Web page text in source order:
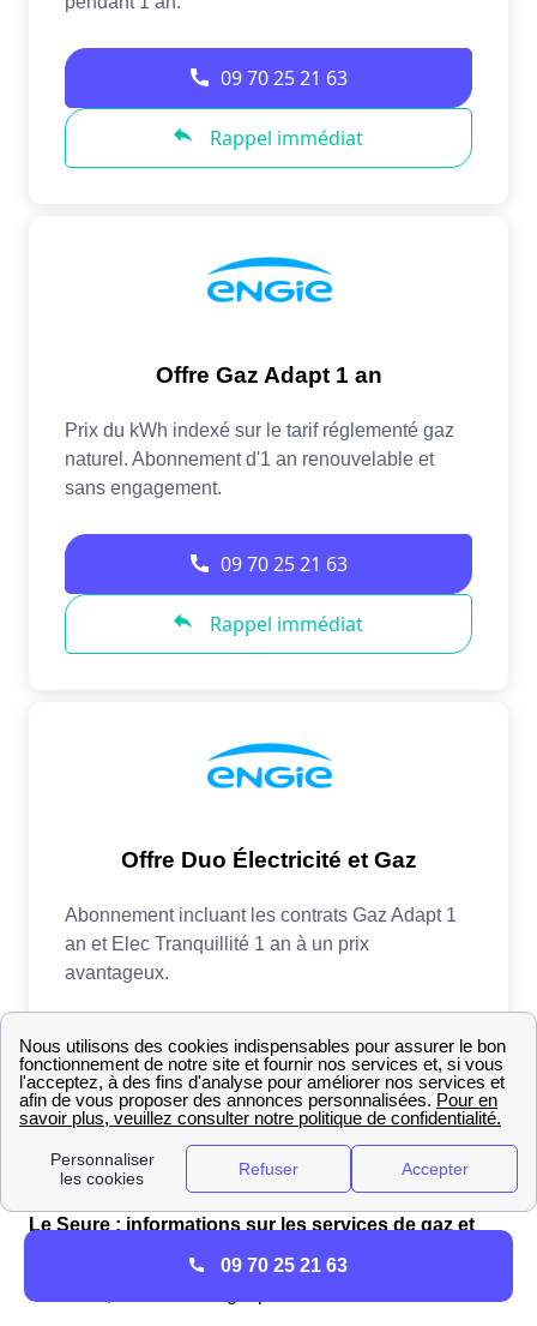
Le Seure : informations sur les services de gaz et
09 70 25 21 63